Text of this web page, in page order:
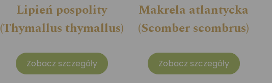
Lipień pospolity
(Thymallus thymallus)
Zobacz szczegóły
Makrela atlantycka
(Scomber scombrus)
Zobacz szczegóły